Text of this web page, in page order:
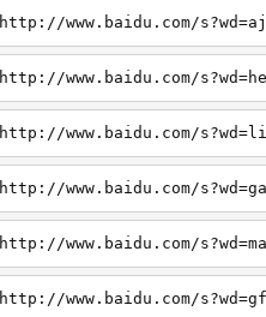
http://www.baidu.com/s?wd=aj
http://www.baidu.com/
http://www.baidu.com/
http://www.baidu.com/
http://www.baidu.com/
http://www.baidu.com/